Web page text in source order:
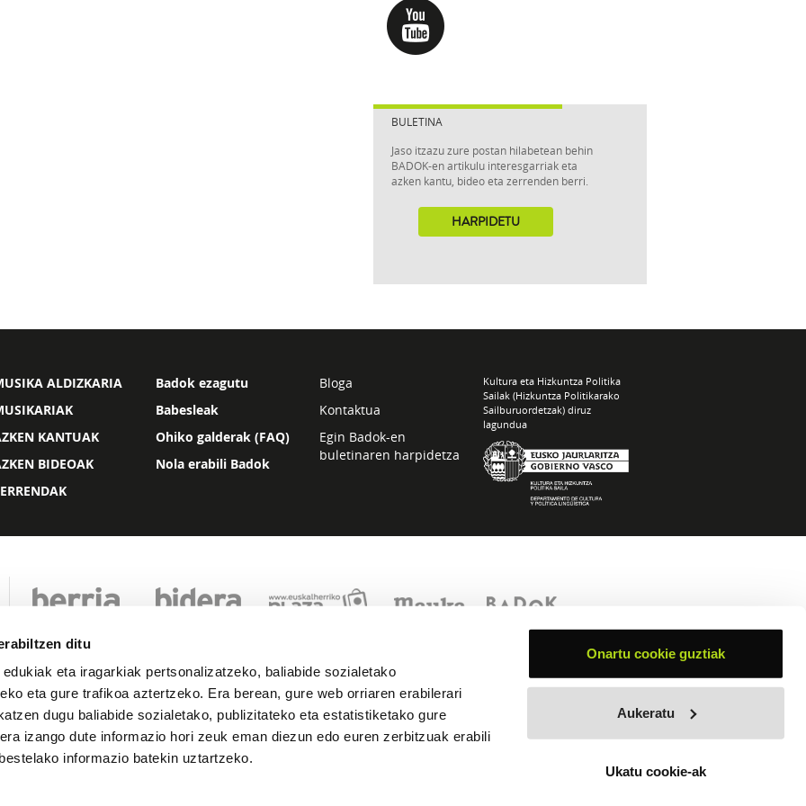
ditu
eta iragarkiak pertsonalizatzeko, baliabide sozialetako
eta gure trafikoa aztertzeko. Era berean, gure web orriaren erabilerari
dugu baliabide sozialetako, publizitateko eta estatistiketako gure
izango dute informazio hori zeuk eman diezun edo euren zerbitzuak erabili
informazio batekin uztartzeko.
Onartu cookie guztiak
Aukeratu
Ukatu cookie-ak
BULETINA
Jaso itzazu zure postan hilabetean behin
BADOK-en artikulu interesgarriak eta
azken kantu, bideo eta zerrenden berri.
HARPIDETU
ALDIZKARIA
KANTUAK
BIDEOAK
Badok ezagutu
Babesleak
Ohiko galderak (FAQ)
Nola erabili Badok
Bloga
Kontaktua
Egin Badok-en
buletinaren harpidetza
Kultura eta Hizkuntza Politika
Sailak (Hizkuntza Politikarako
Sailburuordetzak) diruz
lagundua
Lege oharra Pribatutasuna Cookie politika